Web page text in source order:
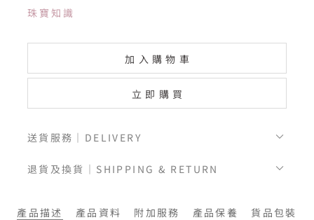
珠寶知識
加入購物車
立即購買
送貨服務｜DELIVERY
退貨及換貨｜SHIPPING & RETURN
產品描述 產品資料 附加服務 產品保養 貨品包裝